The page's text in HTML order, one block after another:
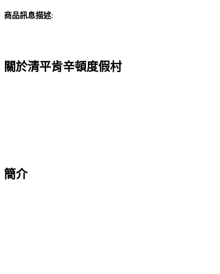
商品訊息描述:
關於清平肯辛頓度假村
簡介